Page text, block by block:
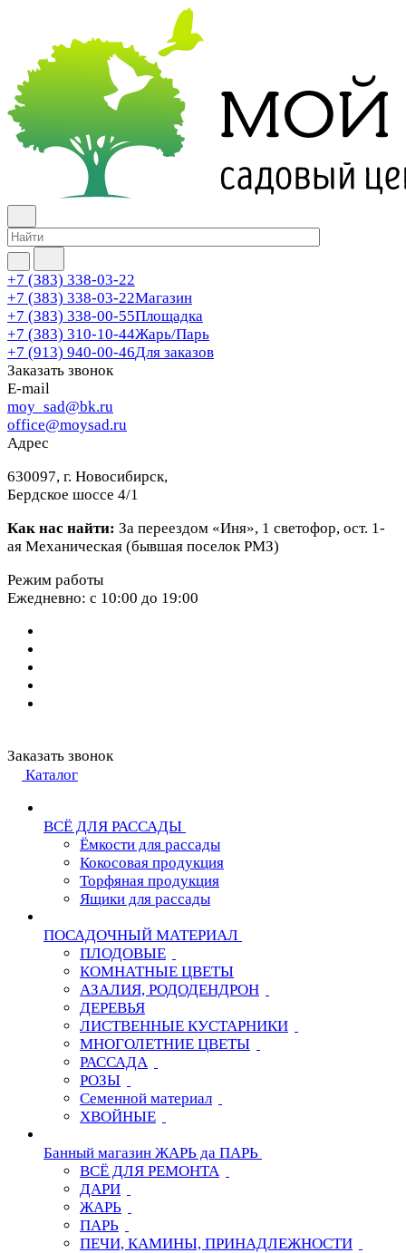
+7 (383) 338-03-22
+7 (383) 338-03-22Магазин
+7 (383) 338-00-55Площадка
+7 (383) 310-10-44Жарь/Парь
+7 (913) 940-00-46Для заказов
Заказать звонок
E-mail
moy_sad@bk.ru
office@moysad.ru
Адрес
630097, г. Новосибирск,
Бердское шоссе 4/1
Как нас найти: За переездом «Иня», 1 светофор, ост. 1-
ая Механическая (бывшая поселок РМЗ)
Режим работы
Ежедневно: с 10:00 до 19:00
Заказать звонок
Каталог
ВСЁ ДЛЯ РАССАДЫ
Ёмкости для рассады
Кокосовая продукция
Торфяная продукция
Ящики для рассады
ПОСАДОЧНЫЙ МАТЕРИАЛ
ПЛОДОВЫЕ
КОМНАТНЫЕ ЦВЕТЫ
АЗАЛИЯ, РОДОДЕНДРОН
ДЕРЕВЬЯ
ЛИСТВЕННЫЕ КУСТАРНИКИ
МНОГОЛЕТНИЕ ЦВЕТЫ
РАССАДА
РОЗЫ
Семенной материал
ХВОЙНЫЕ
Банный магазин ЖАРЬ да ПАРЬ
ВСЁ ДЛЯ РЕМОНТА
ДАРИ
ЖАРЬ
ПАРЬ
ПЕЧИ, КАМИНЫ, ПРИНАДЛЕЖНОСТИ